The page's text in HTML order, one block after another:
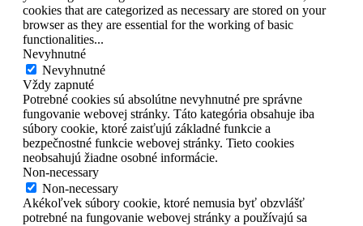
cookies that are categorized as necessary are stored on your
browser as they are essential for the working of basic
functionalities...
Nevyhnutné
Nevyhnutné
Vždy zapnuté
Potrebné cookies sú absolútne nevyhnutné pre správne
fungovanie webovej stránky. Táto kategória obsahuje iba
súbory cookie, ktoré zaisťujú základné funkcie a
bezpečnostné funkcie webovej stránky. Tieto cookies
neobsahujú žiadne osobné informácie.
Non-necessary
Non-necessary
Akékoľvek súbory cookie, ktoré nemusia byť obzvlášť
potrebné na fungovanie webovej stránky a používajú sa